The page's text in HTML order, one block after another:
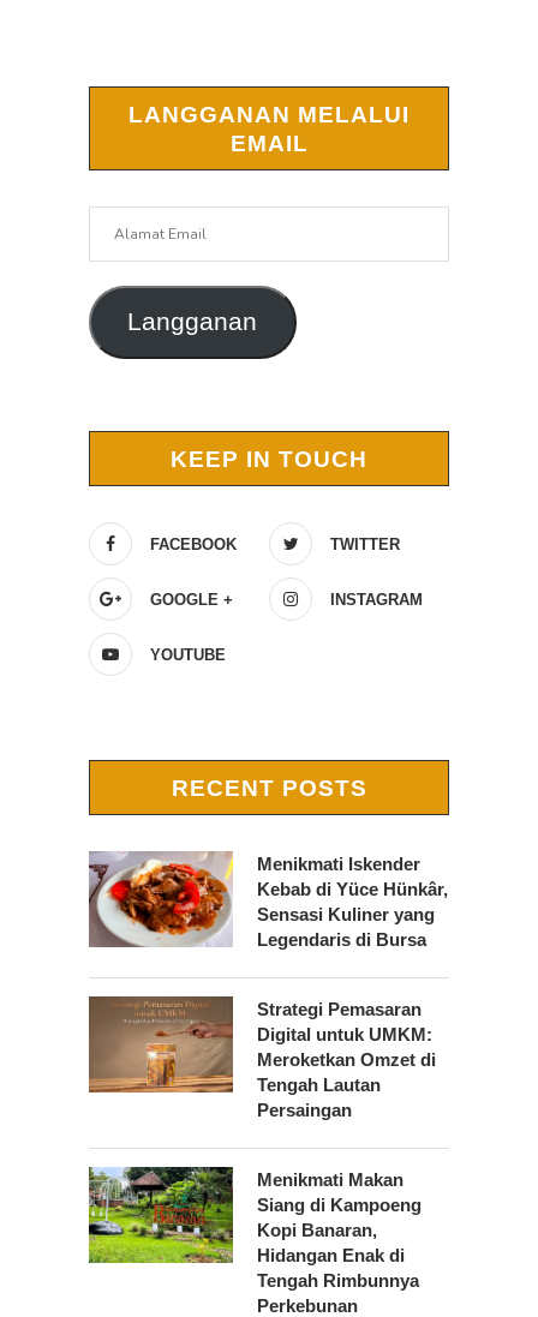
LANGGANAN MELALUI
EMAIL
Langganan
KEEP IN TOUCH
FACEBOOK TWITTER
GOOGLE + INSTAGRAM
YOUTUBE
RECENT POSTS
Menikmati Iskender
Kebab di Yüce Hünkâr,
Sensasi Kuliner yang
Legendaris di Bursa
Strategi Pemasaran
Digital untuk UMKM:
Meroketkan Omzet di
Tengah Lautan
Persaingan
Menikmati Makan
Siang di Kampoeng
Kopi Banaran,
Hidangan Enak di
Tengah Rimbunnya
Perkebunan